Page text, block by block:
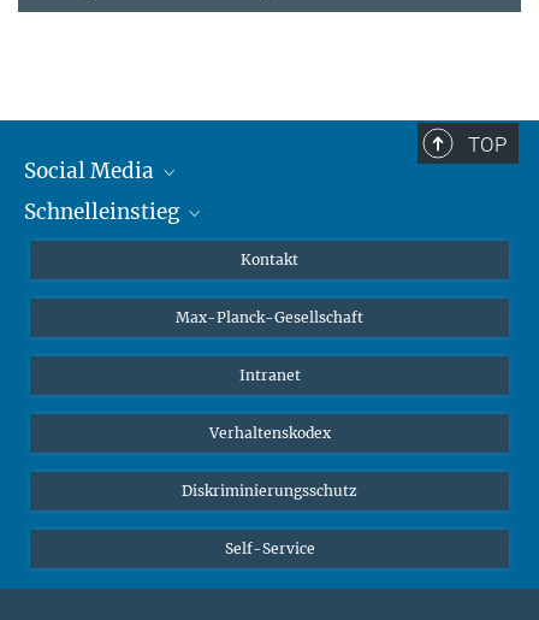
TOP
Social Media
Mastodon
Schnelleinstieg
Studierende
Schüler*innen
Öffentlichkeit
Alumnae | Alumni
Kontakt
Max-Planck-Gesellschaft
Intranet
Verhaltenskodex
Diskriminierungsschutz
Self-Service